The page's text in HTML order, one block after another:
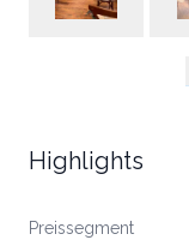
Highlights
Preissegment